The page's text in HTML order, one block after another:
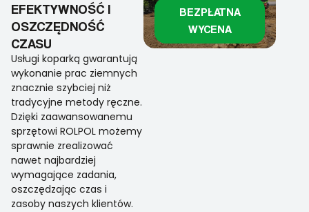
EFEKTYWNOŚĆ I
OSZCZĘDNOŚĆ
CZASU
Usługi koparką gwarantują
wykonanie prac ziemnych
znacznie szybciej niż
tradycyjne metody ręczne.
Dzięki zaawansowanemu
sprzętowi ROLPOL możemy
sprawnie zrealizować
nawet najbardziej
wymagające zadania,
oszczędzając czas i
zasoby naszych klientów.
BEZPŁATNA
WYCENA